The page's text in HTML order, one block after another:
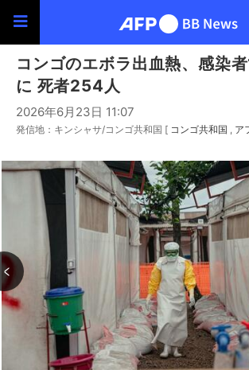
コンゴのエボラ出血熱、感染
に 死者254人
2026年6月23日 11:07
発信地：キンシャサ/コンゴ共和国 [ コンゴ共和国 ア